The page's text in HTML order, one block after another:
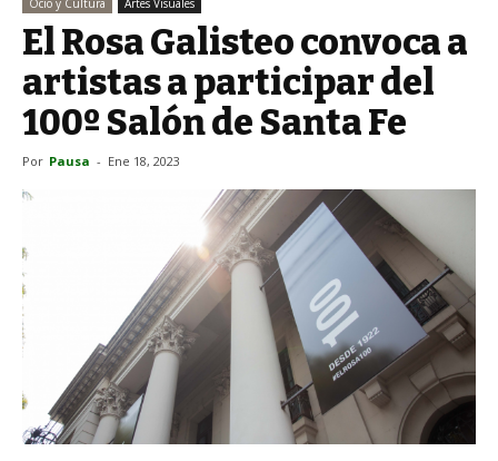
Ocio y Cultura Artes Visuales
El Rosa Galisteo convoca a
artistas a participar del
100º Salón de Santa Fe
Por Pausa - Ene 18, 2023